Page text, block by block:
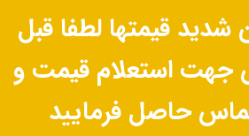
شدید قیمتها لطفا قبل
جهت استعلام قیمت و
حاصل فرمایید